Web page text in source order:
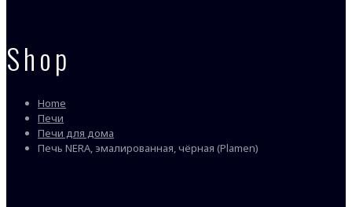
Shop
Home
Печи
Печи для дома
Печь NERA, эмалированная, чёрная (Plamen)